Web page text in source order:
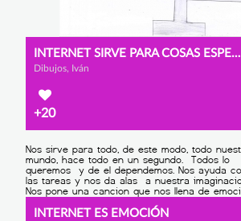
INTERNET SIRVE PARA COSAS ESPECIALES.
Dibujos, Iván
+20
INTERNET ES EMOCIÓN